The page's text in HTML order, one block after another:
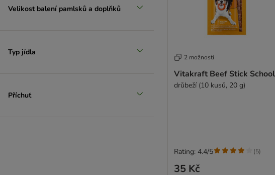
Velikost balení pamlsků a doplňků
Typ jídla
Příchuť
2 možností
Vitakraft Beef Stick School
drůbeží (10 kusů, 20 g)
35 Kč
Rating: 4.4/5 (5)